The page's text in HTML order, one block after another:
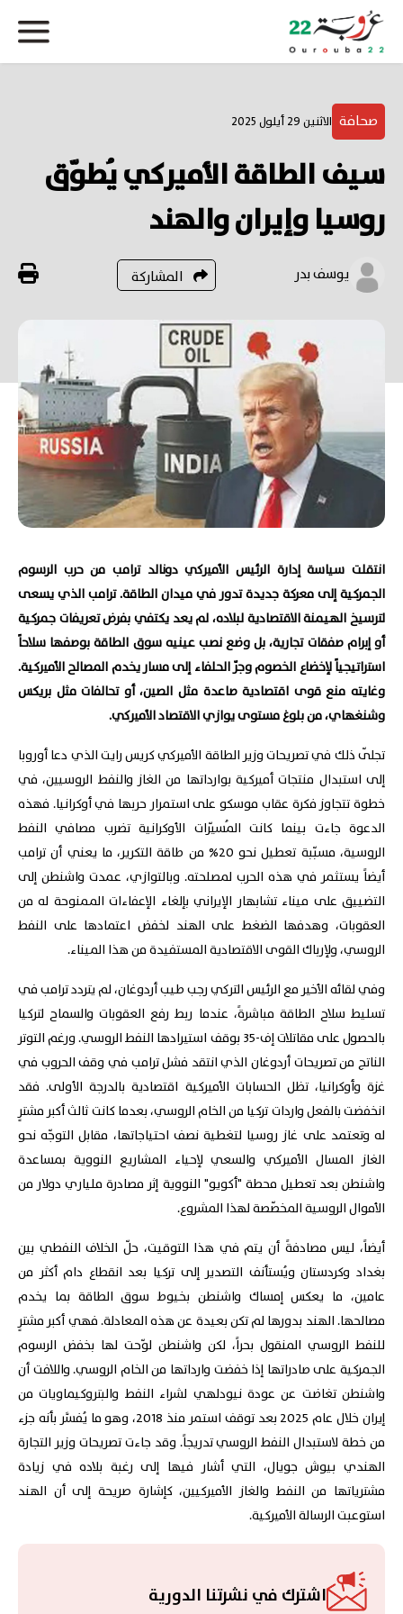
صحافة الاثنين 29 أيلول 2025
سيف الطاقة الأميركي يُطوّق
روسيا وإيران والهند
يوسف بدر المشاركة
انتقلت سياسة إدارة الرئيس الأميركي دونالد ترامب من حرب الرسوم
الجمركية إلى معركة جديدة تدور في ميدان الطاقة. ترامب الذي يسعى
لترسيخ الهيمنة الاقتصادية لبلاده، لم يعد يكتفي بفرض تعريفات جمركية
أو إبرام صفقات تجارية، بل وضع نصب عينيه سوق الطاقة بوصفها سلاحاً
استراتيجياً لإخضاع الخصوم وجرّ الحلفاء إلى مسار يخدم المصالح الأميركية.
وغايته منع قوى اقتصادية صاعدة مثل الصين، أو تحالفات مثل بريكس
وشنغهاي، من بلوغ مستوى يوازي الاقتصاد الأميركي.
تجلّى ذلك في تصريحات وزير الطاقة الأميركي كريس رايت الذي دعا أوروبا
إلى استبدال منتجات أميركية بوارداتها من الغاز والنفط الروسيين، في
خطوة تتجاوز فكرة عقاب موسكو على استمرار حربها في أوكرانيا. فهذه
الدعوة جاءت بينما كانت المُسيّرات الأوكرانية تضرب مصافي النفط
الروسية، مسبّبة تعطيل نحو 20% من طاقة التكرير، ما يعني أن ترامب
أيضاً يستثمر في هذه الحرب لمصلحته. وبالتوازي، عمدت واشنطن إلى
التضييق على ميناء تشابهار الإيراني بإلغاء الإعفاءات الممنوحة له من
العقوبات، وهدفها الضغط على الهند لخفض اعتمادها على النفط
الروسي، ولإرباك القوى الاقتصادية المستفيدة من هذا الميناء.
وفي لقائه الأخير مع الرئيس التركي رجب طيب أردوغان، لم يتردد ترامب في
تسليط سلاح الطاقة مباشرةً، عندما ربط رفع العقوبات والسماح لتركيا
بالحصول على مقاتلات إف-35 بوقف استيرادها النفط الروسي. ورغم التوتر
الناتج من تصريحات أردوغان الذي انتقد فشل ترامب في وقف الحروب في
غزة وأوكرانيا، تظل الحسابات الأميركية اقتصادية بالدرجة الأولى. فقد
انخفضت بالفعل واردات تركيا من الخام الروسي، بعدما كانت ثالث أكبر مشترٍ
له وتعتمد على غاز روسيا لتغطية نصف احتياجاتها، مقابل التوجّه نحو
الغاز المسال الأميركي والسعي لإحياء المشاريع النووية بمساعدة
واشنطن بعد تعطيل محطة "أكويو" النووية إثر مصادرة ملياري دولار من
الأموال الروسية المخصّصة لهذا المشروع.
أيضاً، ليس مصادفةً أن يتم في هذا التوقيت، حلّ الخلاف النفطي بين
بغداد وكردستان ويُستأنف التصدير إلى تركيا بعد انقطاع دام أكثر من
عامين، ما يعكس إمساك واشنطن بخيوط سوق الطاقة بما يخدم
مصالحها. الهند بدورها لم تكن بعيدة عن هذه المعادلة. فهي أكبر مشترٍ
للنفط الروسي المنقول بحراً، لكن واشنطن لوّحت لها بخفض الرسوم
الجمركية على صادراتها إذا خفضت وارداتها من الخام الروسي. واللافت أن
واشنطن تغاضت عن عودة نيودلهي لشراء النفط والبتروكيماويات من
إيران خلال عام 2025 بعد توقف استمر منذ 2018، وهو ما يُفسَّر بأنه جزء
من خطة لاستبدال النفط الروسي تدريجاً. وقد جاءت تصريحات وزير التجارة
الهندي بيوش جويال، التي أشار فيها إلى رغبة بلاده في زيادة
مشترياتها من النفط والغاز الأميركيين، كإشارة صريحة إلى أن الهند
استوعبت الرسالة الأميركية.
اشترك في نشرتنا الدورية